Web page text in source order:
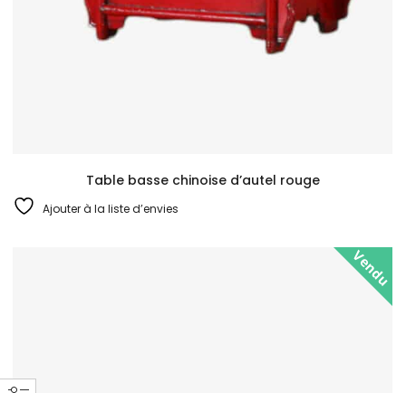
Table basse chinoise d’autel rouge
Ajouter à la liste d’envies
Vendu